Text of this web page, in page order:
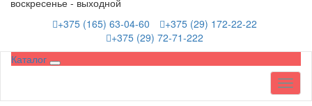
воскресенье - выходной
+375 (165) 63-04-60
+375 (29) 172-22-22
+375 (29) 72-71-222
Каталог